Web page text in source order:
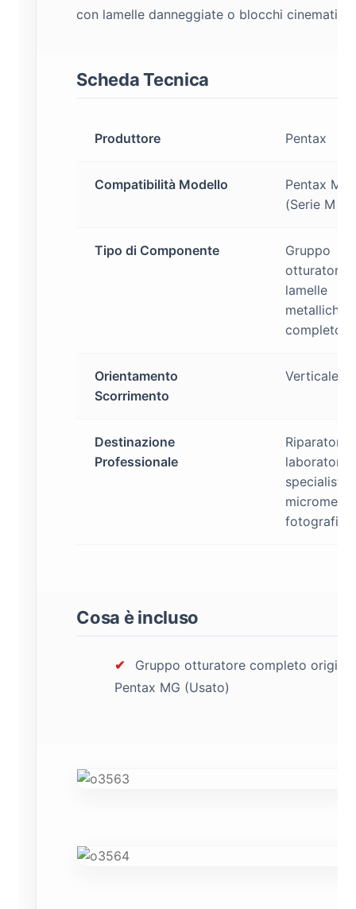
con lamelle danneggiate o blocchi cinematici.
Scheda Tecnica
Produttore Pentax
Compatibilità Modello
Pentax MG
(Serie M
Tipo di Componente
Gruppo
otturatore
lamelle
metalliche
completo
Orientamento
Scorrimento
Verticale
Destinazione
Professionale
Riparatori,
laboratori e
specialisti
fotografica
Cosa è incluso
✔
Gruppo otturatore completo
Pentax MG (Usato)